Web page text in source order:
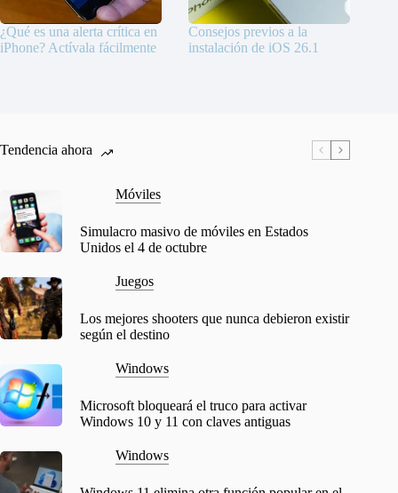
¿Qué es una alerta crítica en
iPhone? Actívala fácilmente
Consejos previos a la
instalación de iOS 26.1
Tendencia ahora
Móviles
Simulacro masivo de móviles en Estados
Unidos el 4 de octubre
Juegos
Los mejores shooters que nunca debieron existir
según el destino
Windows
Microsoft bloqueará el truco para activar
Windows 10 y 11 con claves antiguas
Windows